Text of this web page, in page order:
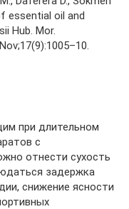
при длительном
с
отнести сухость
задержка
снижение ясности